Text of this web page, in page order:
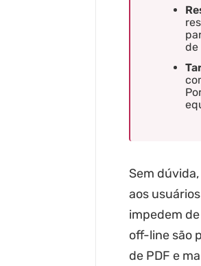
de
Sem
aos
impedem
off-line são
de PDF e